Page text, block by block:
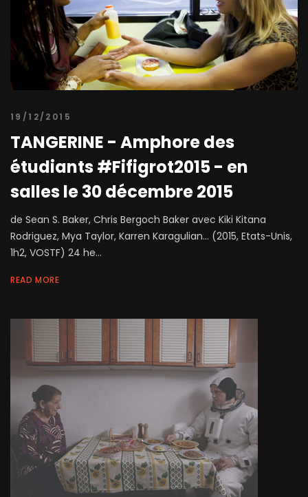
19/12/2015
TANGERINE - Amphore des
étudiants #Fifigrot2015 - en
salles le 30 décembre 2015
de Sean S. Baker, Chris Bergoch Baker avec Kiki Kitana
Rodriguez, Mya Taylor, Karren Karagulian... (2015, Etats-Unis,
1h2, VOSTF) 24 he...
READ MORE